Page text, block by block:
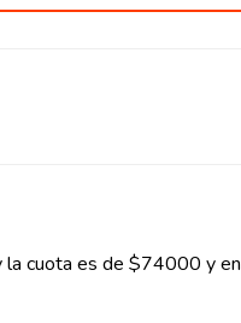
la cuota es de $74000 y en